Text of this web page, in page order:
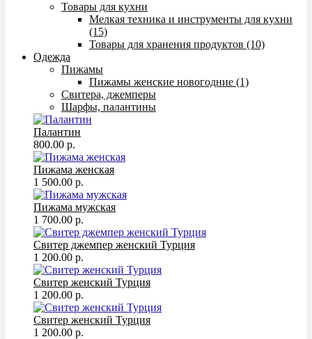
Товары для кухни
Мелкая техника и инструменты для кухни
(15)
Товары для хранения продуктов (10)
Одежда
Пижамы
Пижамы женские новогодние (1)
Свитера, джемперы
Шарфы, палантины
Палантин
800.00 р.
Пижама женская
1 500.00 р.
Пижама мужская
1 700.00 р.
Свитер джемпер женский Турция
1 200.00 р.
Свитер женский Турция
1 200.00 р.
Свитер женский Турция
1 200.00 р.